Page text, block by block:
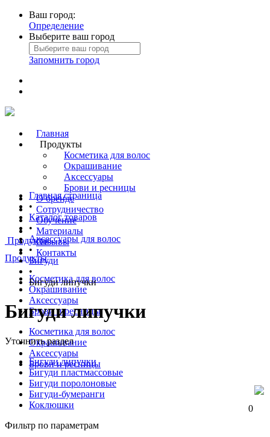
Ваш город:
Определение
Выберите ваш город
Запомнить город
Главная
Продукты
Косметика для волос
Окрашивание
Аксессуары
Брови и ресницы
О бренде
Сотрудничество
Обучение
Материалы
Отзывы
Контакты
Продукты
Продукты
Косметика для волос
Окрашивание
Аксессуары
Брови и ресницы
Косметика для волос
Окрашивание
Аксессуары
Брови и ресницы
0
Главная страница
•
Каталог товаров
•
Аксессуары для волос
•
Бигуди
•
Бигуди липучки
Бигуди липучки
Уточнить раздел
Бигуди липучки
Бигуди пластмассовые
Бигуди поролоновые
Бигуди-бумеранги
Коклюшки
Фильтр по параметрам